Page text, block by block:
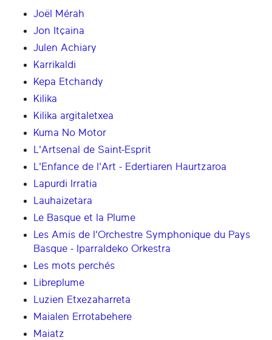
Joël Mérah
Jon Itçaina
Julen Achiary
Karrikaldi
Kepa Etchandy
Kilika
Kilika argitaletxea
Kuma No Motor
L'Artsenal de Saint-Esprit
L'Enfance de l'Art - Edertiaren Haurtzaroa
Lapurdi Irratia
Lauhaizetara
Le Basque et la Plume
Les Amis de l'Orchestre Symphonique du Pays
Basque - Iparraldeko Orkestra
Les mots perchés
Libreplume
Luzien Etxezaharreta
Maialen Errotabehere
Maiatz